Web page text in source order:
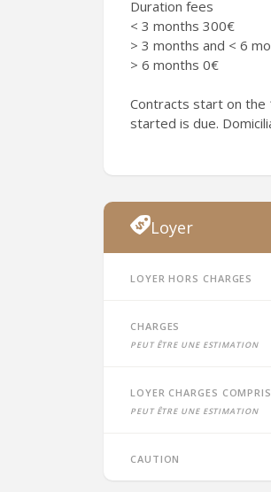
Duration fees
< 3 months 300€
> 3 months and < 6
> 6 months 0€
Contracts start on the
started is due.
Loyer
Loyer hors charges
Charges
peut être une estimation
Loyer charges
peut être une estimation
Caution